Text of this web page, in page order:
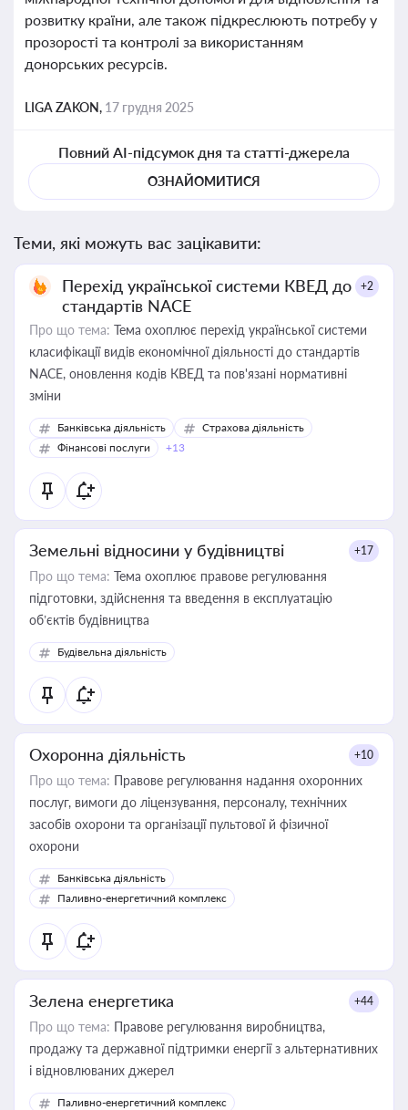
розвитку країни, але також підкреслюють потребу у
прозорості та контролі за використанням
донорських ресурсів.
LIGA ZAKON, 17 грудня 2025
Повний AI-підсумок дня та статті-джерела
ОЗНАЙОМИТИСЯ
Теми, які можуть вас зацікавити:
Перехід української системи КВЕД до
стандартів NACE
+2
Про що тема: Тема охоплює перехід української системи
класифікації видів економічної діяльності до стандартів
NACE, оновлення кодів КВЕД та пов'язані нормативні
зміни
Банківська діяльність
Страхова діяльність
Фінансові послуги
+13
Земельні відносини у будівництві +17
Про що тема: Тема охоплює правове регулювання
підготовки, здійснення та введення в експлуатацію
об’єктів будівництва
Будівельна діяльність
Охоронна діяльність +10
Про що тема: Правове регулювання надання охоронних
послуг, вимоги до ліцензування, персоналу, технічних
засобів охорони та організації пультової й фізичної
охорони
Банківська діяльність
Паливно-енергетичний комплекс
Зелена енергетика +44
Про що тема: Правове регулювання виробництва,
продажу та державної підтримки енергії з альтернативних
і відновлюваних джерел
Паливно-енергетичний комплекс